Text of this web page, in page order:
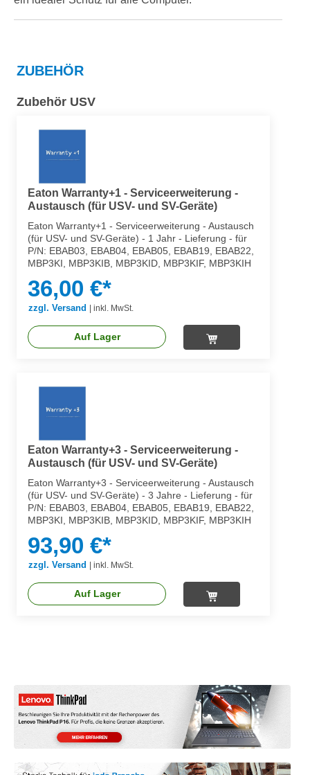
ZUBEHÖR
Zubehör USV
Eaton Warranty+1 - Serviceerweiterung -
Austausch (für USV- und SV-Geräte)
Eaton Warranty+1 - Serviceerweiterung - Austausch
(für USV- und SV-Geräte) - 1 Jahr - Lieferung - für
P/N: EBAB03, EBAB04, EBAB05, EBAB19, EBAB22,
MBP3KI, MBP3KIB, MBP3KID, MBP3KIF, MBP3KIH
36,00 €*
zzgl. Versand inkl. MwSt.
Auf Lager
Eaton Warranty+3 - Serviceerweiterung -
Austausch (für USV- und SV-Geräte)
Eaton Warranty+3 - Serviceerweiterung - Austausch
(für USV- und SV-Geräte) - 3 Jahre - Lieferung - für
P/N: EBAB03, EBAB04, EBAB05, EBAB19, EBAB22,
MBP3KI, MBP3KIB, MBP3KID, MBP3KIF, MBP3KIH
93,90 €*
zzgl. Versand inkl. MwSt.
Auf Lager